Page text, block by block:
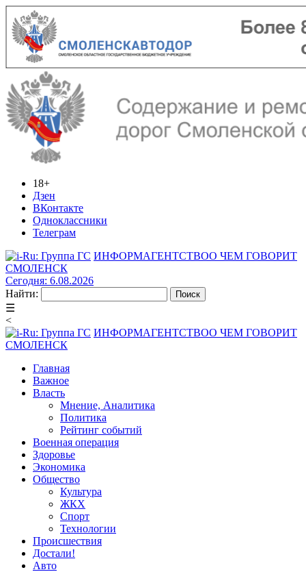
18+
Дзен
ВКонтакте
Одноклассники
Телеграм
ИНФОРМАГЕНТСТВОО ЧЕМ ГОВОРИТ
СМОЛЕНСК
Сегодня: 6.08.2026
Найти:
☰
<
ИНФОРМАГЕНТСТВОО ЧЕМ ГОВОРИТ
СМОЛЕНСК
Главная
Важное
Власть
Мнение, Аналитика
Политика
Рейтинг событий
Военная операция
Здоровье
Экономика
Общество
Культура
ЖКХ
Спорт
Технологии
Происшествия
Достали!
Авто